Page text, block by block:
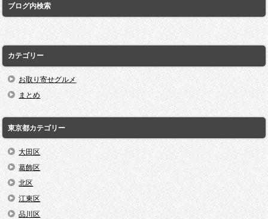
ブログ内検索
カテゴリー
お取り寄せグルメ
まとめ
東京都カテゴリー
大田区
葛飾区
北区
江東区
品川区